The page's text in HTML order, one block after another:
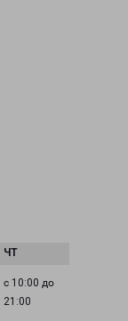
с 10:00 до
21:00